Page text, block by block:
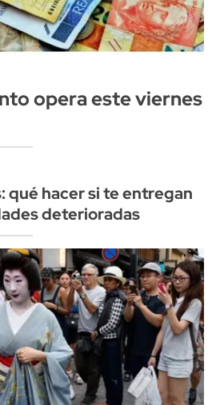
opera este viernes
qué hacer si te entregan
deterioradas